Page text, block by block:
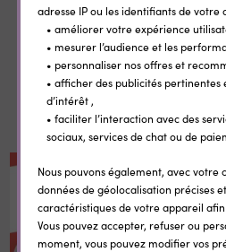
personnalisable
14,10 €
Dans la
adresse IP ou les identifiants de votre
• améliorer votre expérience
• mesurer l’audience et les
• personnaliser nos offres et
• afficher des publicités pertinentes
d’intérêt ,
• faciliter l’interaction avec des
sociaux, services de chat ou de
Nous pouvons également, avec votre
données de géolocalisation précises
caractéristiques de votre appareil afin
Vous pouvez accepter, refuser ou
moment, vous pouvez modifier vos